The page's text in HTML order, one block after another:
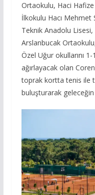
Ortaokulu, Haci
İlkokulu Hacı Mehmet
Teknik Anadolu
Arslanbucak
Özel Uğur okullarını
ağırlayacak olan
toprak kortta tenis ile
buluşturarak